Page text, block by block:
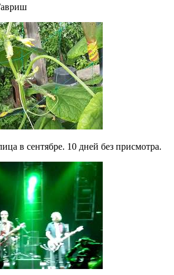
в сентябре. 10 дней без присмотра.